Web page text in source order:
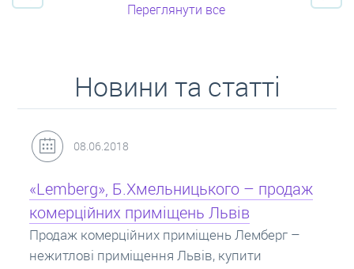
Переглянути все
Новини та статті
31.05.2018
Кредит під заставу нерухомості: іпотека
Іпотека на квартиру – кредит на житло під
заставу нерухомості. Купити в іпотеку – що
потрібно знати? Консультація від Експертів